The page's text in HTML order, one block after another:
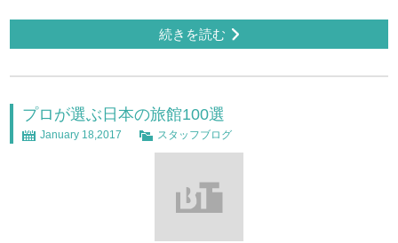
続きを読む
プロが選ぶ日本の旅館100選
January 18,2017 スタッフブログ